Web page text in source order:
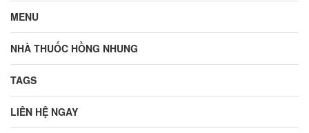
MENU
NHÀ THUỐC HỒNG NHUNG
TAGS
LIÊN HỆ NGAY